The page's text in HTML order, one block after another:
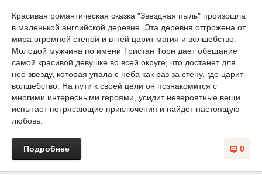
Красивая романтическая сказка "Звездная пыль" произошла
в маленькой английской деревне. Эта деревня отгрожена от
мира огромной стеной и в ней царит магия и волшебство.
Молодой мужчина по имени Тристан Торн дает обещание
самой красивой девушке во всей округе, что достанет для
неё звезду, которая упала с неба как раз за стену, где царит
волшебство. На пути к своей цели он познакомится с
многими интересными героями, усидит невероятные вещи,
испытает потрясающие приключения и найдет настоящую
любовь.
0
Подробнее